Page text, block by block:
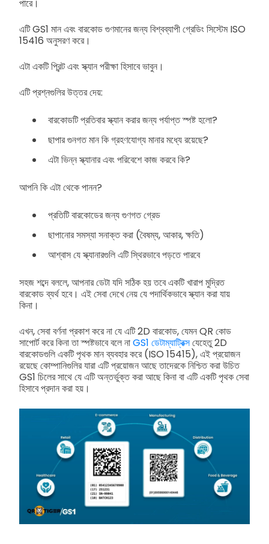
পারে।
এটি GS1 মান এবং বারকোড গুণমানের জন্য বিশ্বব্যাপী গ্রেডিং সিস্টেম ISO
15416 অনুসরণ করে।
এটা একটি প্রিন্ট এবং স্ক্যান পরীক্ষা হিসাবে ভাবুন।
এটি প্রশ্নগুলির উত্তর দেয়:
বারকোডটি প্রতিবার স্ক্যান করার জন্য পর্যাপ্ত স্পষ্ট হলো?
ছাপার গুনগত মান কি গ্রহণযোগ্য মানার মধ্যে রয়েছে?
এটা ভিন্ন স্ক্যানার এবং পরিবেশে কাজ করবে কি?
আপনি কি এটা থেকে পানন?
প্রতিটি বারকোডের জন্য গুণগত গ্রেড
ছাপানোর সমস্যা সনাক্ত করা (বৈষম্য, আকার, ক্ষতি)
আশ্বাস যে স্ক্যানারগুলি এটি স্থিরভাবে পড়তে পারবে
সহজ শব্দে বললে, আপনার ডেটা যদি সঠিক হয় তবে একটি খারাপ মুদ্রিত
বারকোড ব্যর্থ হবে। এই সেবা দেখে নেয় যে পদার্থিকভাবে স্ক্যান করা যায়
কিনা।
এখন, সেবা বর্ণনা প্রকাশ করে না যে এটি 2D বারকোড, যেমন QR কোড
সাপোর্ট করে কিনা তা স্পষ্টভাবে বলে নাGS1 ডেটাম্যাট্রিক্সযেহেতু 2D
বারকোডগুলি একটি পৃথক মান ব্যবহার করে (ISO 15415), এই প্রয়োজন
রয়েছে কোম্পানিগুলির যারা এটি প্রয়োজন আছে তাদেরকে নিশ্চিত করা উচিত
GS1 চিলের সাথে যে এটি অন্তর্ভুক্ত করা আছে কিনা বা এটি একটি পৃথক সেবা
হিসাবে প্রদান করা হয়।